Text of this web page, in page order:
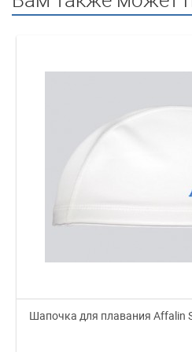
Шапочка для плавания Affalin